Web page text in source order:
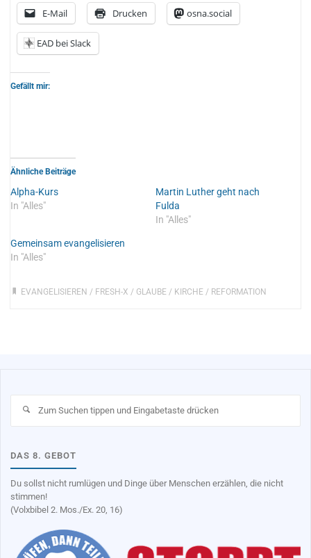
E-Mail Drucken osna.social
EAD bei Slack
Gefällt mir:
Ähnliche Beiträge
Alpha-Kurs
In "Alles"
Martin Luther geht nach
Fulda
In "Alles"
Gemeinsam evangelisieren
In "Alles"
EVANGELISIEREN / FRESH-X / GLAUBE / KIRCHE / REFORMATION
DAS 8. GEBOT
Du sollst nicht rumlügen und Dinge über Menschen erzählen, die nicht
stimmen!
(Volxbibel 2. Mos./Ex. 20, 16)